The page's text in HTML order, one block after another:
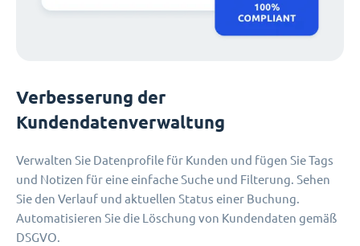
Verbesserung der
Kundendatenverwaltung
Verwalten Sie Datenprofile für Kunden und fügen Sie Tags
und Notizen für eine einfache Suche und Filterung. Sehen
Sie den Verlauf und aktuellen Status einer Buchung.
Automatisieren Sie die Löschung von Kundendaten gemäß
DSGVO.